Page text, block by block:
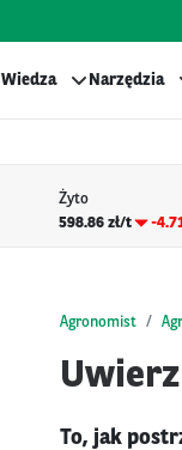
Wiedza Narzędzia
Żyto
598.86 zł/t
-
Agronomist
To, jak